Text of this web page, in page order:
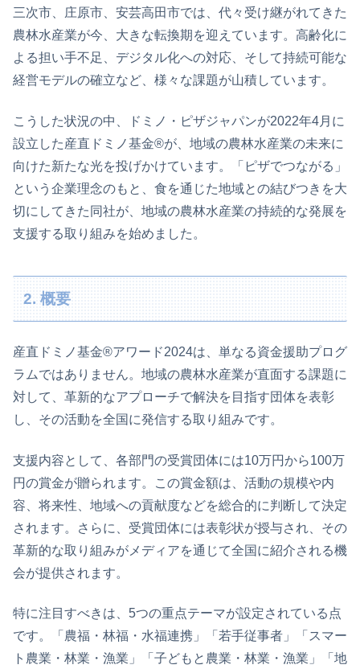
三次市、庄原市、安芸高田市では、代々受け継がれてきた
農林水産業が今、大きな転換期を迎えています。高齢化に
よる担い手不足、デジタル化への対応、そして持続可能な
経営モデルの確立など、様々な課題が山積しています。
こうした状況の中、ドミノ・ピザジャパンが2022年4月に
設立した産直ドミノ基金®が、地域の農林水産業の未来に
向けた新たな光を投げかけています。「ピザでつながる」
という企業理念のもと、食を通じた地域との結びつきを大
切にしてきた同社が、地域の農林水産業の持続的な発展を
支援する取り組みを始めました。
2. 概要
産直ドミノ基金®アワード2024は、単なる資金援助プログ
ラムではありません。地域の農林水産業が直面する課題に
対して、革新的なアプローチで解決を目指す団体を表彰
し、その活動を全国に発信する取り組みです。
支援内容として、各部門の受賞団体には10万円から100万
円の賞金が贈られます。この賞金額は、活動の規模や内
容、将来性、地域への貢献度などを総合的に判断して決定
されます。さらに、受賞団体には表彰状が授与され、その
革新的な取り組みがメディアを通じて全国に紹介される機
会が提供されます。
特に注目すべきは、5つの重点テーマが設定されている点
です。「農福・林福・水福連携」「若手従事者」「スマー
ト農業・林業・漁業」「子どもと農業・林業・漁業」「地